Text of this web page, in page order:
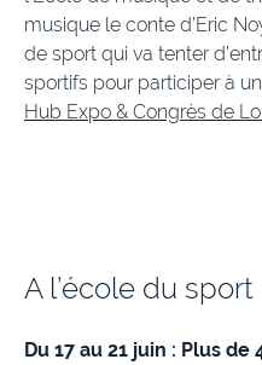
musique le conte d’Eric
de sport qui va tenter
sportifs pour participer à
Hub Expo & Congrès de
A l’école du sport
Du 17 au 21 juin : Plus